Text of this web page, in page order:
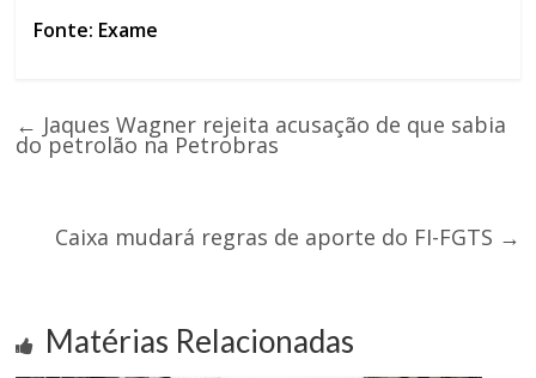
Fonte: Exame
← Jaques Wagner rejeita acusação de que sabia
do petrolão na Petrobras
Caixa mudará regras de aporte do FI-FGTS →
Matérias Relacionadas